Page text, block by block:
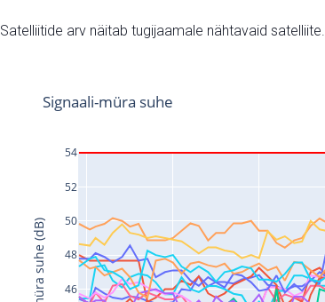
Satelliitide arv näitab tugijaamale nähtavaid satelliite.